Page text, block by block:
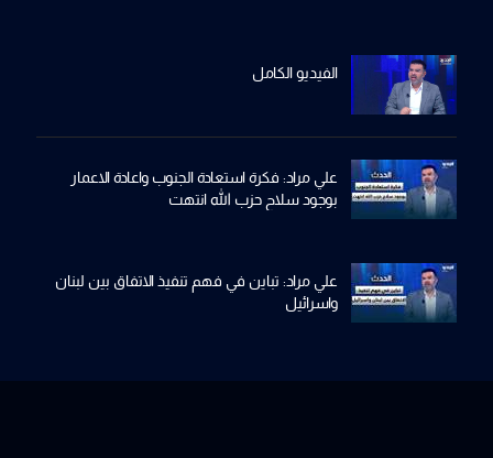
الفيديو الكامل
علي مراد: فكرة استعادة الجنوب واعادة الاعمار
بوجود سلاح حزب الله انتهت
علي مراد: تباين في فهم تنفيذ الاتفاق بين لبنان
واسرائيل